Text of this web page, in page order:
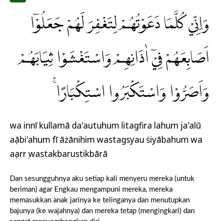
وَاِنِّيْ كُلَّمَا دَعَوْتُهُمْ لِتَغْفِرَ لَهُمْ جَعَلُوْٓا
اَصَابِعَهُمْ فِيْٓ اٰذَانِهِمْ وَاسْتَغْشَوْا ثِيَابَهُمْ
وَاَصَرُّوْا وَاسْتَكْبَرُوا اسْتِكْبَارًاۚ
wa innī kullamā da'autuhum litagfira lahum ja'alū
aṣābi'ahum fī āżānihim wastagsyau ṡiyābahum wa
aṣarrụ wastakbarustikbārā
Dan sesungguhnya aku setiap kali menyeru mereka (untuk
beriman) agar Engkau mengampuni mereka, mereka
memasukkan anak jarinya ke telinganya dan menutupkan
bajunya (ke wajahnya) dan mereka tetap (mengingkari) dan